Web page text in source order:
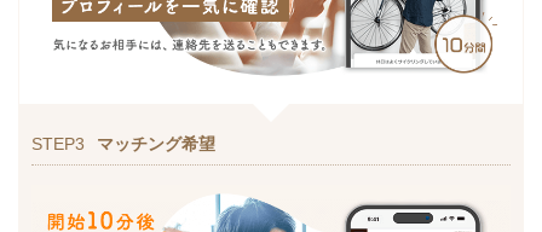
STEP3 マッチング希望